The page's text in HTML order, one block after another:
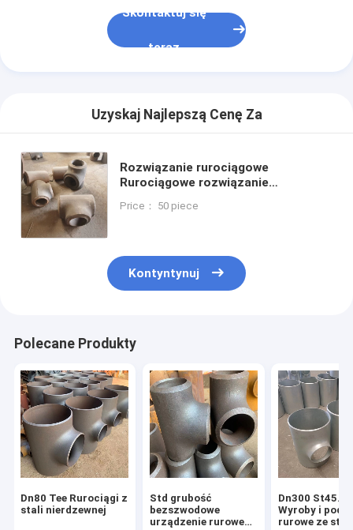
Skontaktuj się
teraz
Uzyskaj Najlepszą Cenę Za
Rozwiązanie rurociągowe
Rurociągowe rozwiązanie
rozwiązanie rurociągowe
rozwiązanie rurociągowe
Price： 50 piece
Kontyntynuj
Polecane Produkty
Dn80 Tee Rurociągi z
stali nierdzewnej
Std grubość
bezszwodowe
urządzenie rurowe
Dn300 St45.8
Wyroby i
rurowe ze stali